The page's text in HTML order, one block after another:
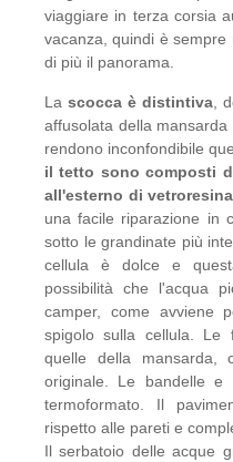
viaggiare in terza corsia
vacanza, quindi è
di più il panorama.
Lascocca è distintiva,
affusolata della
rendono inconfondibile
il tetto sono composti
all'esterno di vetroresina
una facile riparazione in
sotto le grandinate più
cellula è dolce e
possibilità che l'acqua
camper, come avviene
spigolo sulla cellula. Le
quelle della mansarda,
originale. Le bandelle
termoformato. Il
rispetto alle pareti e
Il serbatoio delle acque